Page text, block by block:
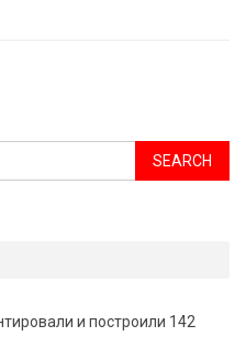
и построили 142